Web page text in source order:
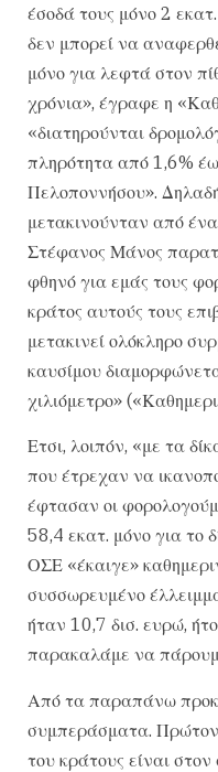
έσοδά τους μόνο 2
δεν μπορεί να
μόνο για λεφτά στον
χρόνια», έγραφε η
«διατηρούνται
πληρότητα από 1,6%
Πελοποννήσου».
μετακινούνταν από
Στέφανος Μάνος
φθηνό για εμάς τους
κράτος αυτούς τους
μετακινεί ολόκληρο
καυσίμου
χιλιόμετρο»
Ετσι, λοιπόν, «με τα
που έτρεχαν να
έφτασαν οι
58,4 εκατ. μόνο για το
ΟΣΕ «έκαιγε»
συσσωρευμένο
ήταν 10,7 δισ. ευρώ,
παρακαλάμε να
Από τα παραπάνω
συμπεράσματα.
του κράτους είναι